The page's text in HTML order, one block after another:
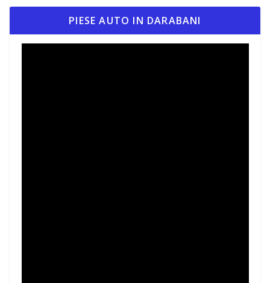
PIESE AUTO IN DARABANI